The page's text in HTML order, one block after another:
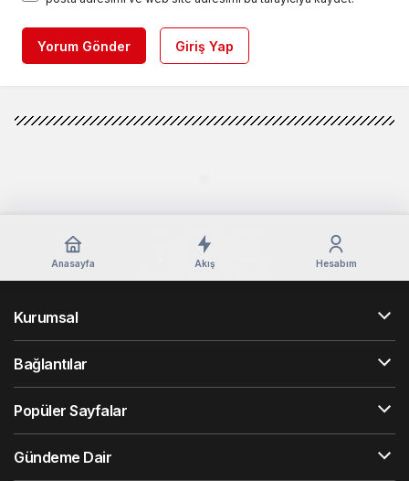
Yorum Gönder Giriş Yap
Anasayfa Akış Hesabım
Kurumsal
Bağlantılar
Popüler Sayfalar
Gündeme Dair